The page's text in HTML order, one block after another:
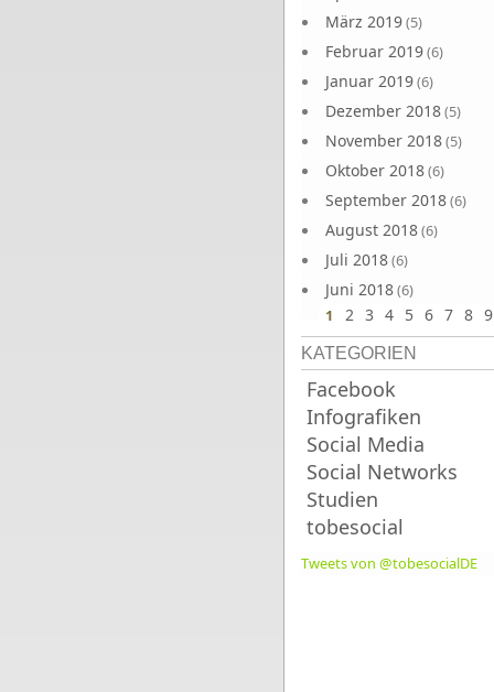
März 2019(5)
Februar 2019(6)
Januar 2019(6)
Dezember 2018(5)
November 2018(5)
Oktober 2018(6)
September 2018(6)
August 2018(6)
Juli 2018(6)
Juni 2018(6)
1 2 3 4 5 6 7 8 9
KATEGORIEN
Facebook
Infografiken
Social Media
Social Networks
Studien
tobesocial
Tweets von @tobesocialDE